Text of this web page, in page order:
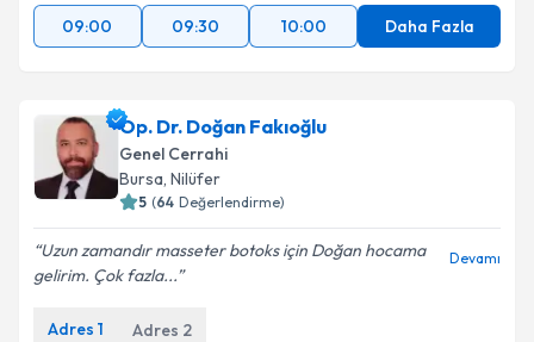
09:00
09:30 10:00 Daha Fazla
Op. Dr. Doğan Fakıoğlu
Genel Cerrahi
Bursa, Nilüfer
5 (64 Değerlendirme)
Uzun zamandır masseter botoks için Doğan hocama
gelirim. Çok fazla...
Devamı
Adres 1 Adres 2